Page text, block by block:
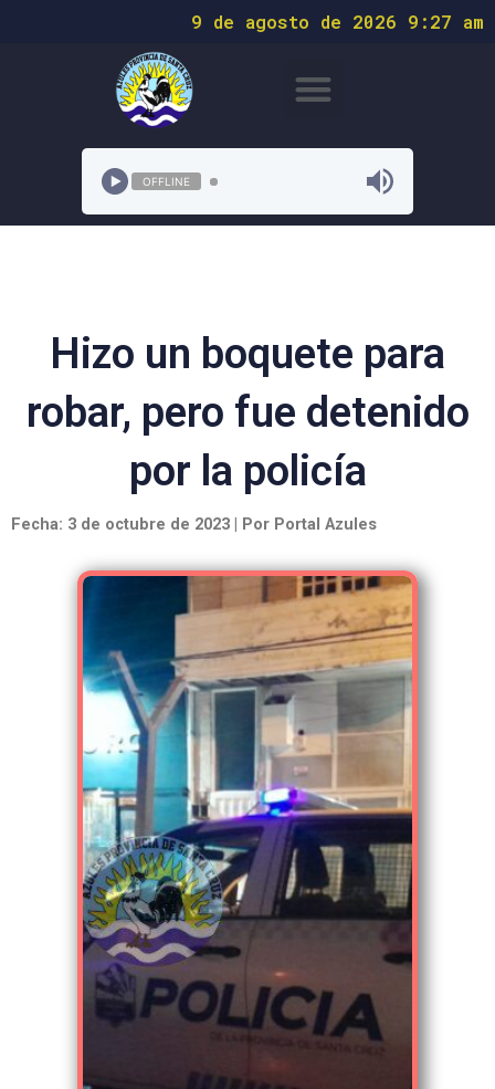
9 de agosto de 2026 9:27 am
OFFLINE
Hizo un boquete para
robar, pero fue detenido
por la policía
Fecha: 3 de octubre de 2023 | Por Portal Azules